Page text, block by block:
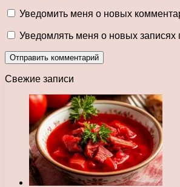
Уведомить меня о новых
Уведомлять меня о новых записях
Свежие записи